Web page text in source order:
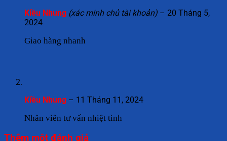
Kiều Nhung (xác minh chủ tài khoản) – 20 Tháng 5,
2024
Giao hàng nhanh
Kiều Nhung – 11 Tháng 11, 2024
Nhân viên tư vấn nhiệt tình
Thêm một đánh giá